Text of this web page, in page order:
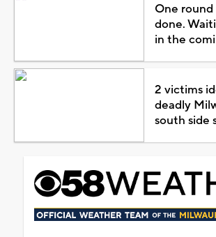
One
done.
in the
2 victims
deadly
south side